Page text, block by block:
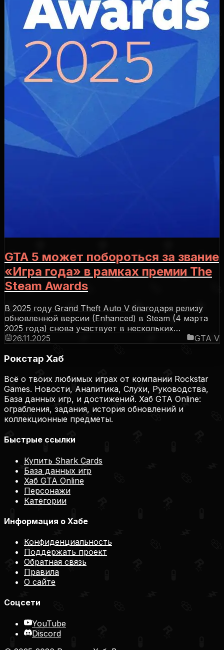
GTA 5 может побороться за звание
«Игра года» в рамках премии The
Steam Awards
В 2025 году Grand Theft Auto V благодаря релизу
обновленной версии (Enhanced) в Steam (4 марта
2025 года) снова участвует в нескольких
номинациях, в том числе и «Игра года»
26.11.2025 GTA V
Рокстар Хаб
Всё о твоих любимых играх от компании Rockstar
Games. Новости, Аналитика, Слухи, Руководства,
База данных игр, и достижений. Хаб GTA Online:
ограбления, задания, история обновлений и
коллекционные предметы.
Быстрые ссылки
Купить Shark Cards
База данных игр
Хаб GTA Online
Персонажи
Категории
Информация о Хабе
Конфиденциальность
Поддержать проект
Обратная связь
Правила
О сайте
Соцсети
YouTube
Discord